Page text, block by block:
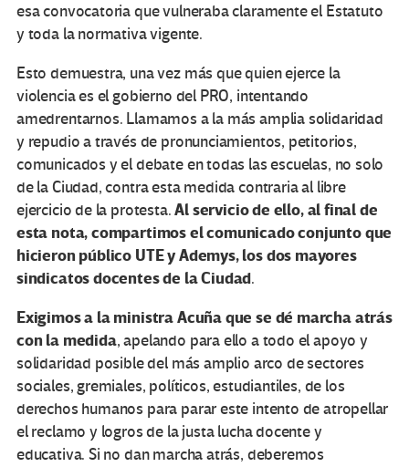
esa convocatoria que vulneraba claramente el Estatuto
y toda la normativa vigente.
Esto demuestra, una vez más que quien ejerce la
violencia es el gobierno del PRO, intentando
amedrentarnos. Llamamos a la más amplia solidaridad
y repudio a través de pronunciamientos, petitorios,
comunicados y el debate en todas las escuelas, no solo
de la Ciudad, contra esta medida contraria al libre
ejercicio de la protesta.Al servicio de ello, al final de
esta nota, compartimos el comunicado conjunto que
hicieron público UTE y Ademys, los dos mayores
sindicatos docentes de la Ciudad.
Exigimos a la ministra Acuña que se dé marcha atrás
con la medida, apelando para ello a todo el apoyo y
solidaridad posible del más amplio arco de sectores
sociales, gremiales, políticos, estudiantiles, de los
derechos humanos para parar este intento de atropellar
el reclamo y logros de la justa lucha docente y
educativa. Si no dan marcha atrás, deberemos